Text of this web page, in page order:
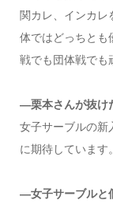
関カレ、インカレ
体ではどっちとも
戦でも団体戦でも
—栗本さんが抜け
女子サーブルの新
に期待しています。
—女子サーブルと